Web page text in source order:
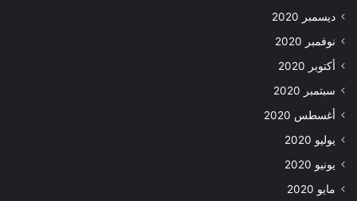
ديسمبر 2020
نوفمبر 2020
أكتوبر 2020
سبتمبر 2020
أغسطس 2020
يوليو 2020
يونيو 2020
مايو 2020